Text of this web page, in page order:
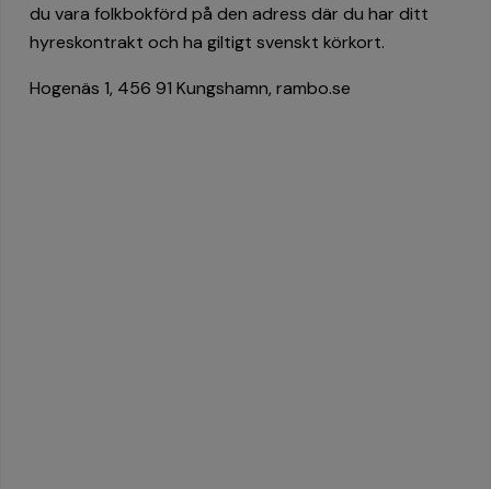
du vara folkbokförd på den adress där du har ditt
hyreskontrakt och ha giltigt svenskt körkort.
Hogenäs 1, 456 91 Kungshamn, rambo.se